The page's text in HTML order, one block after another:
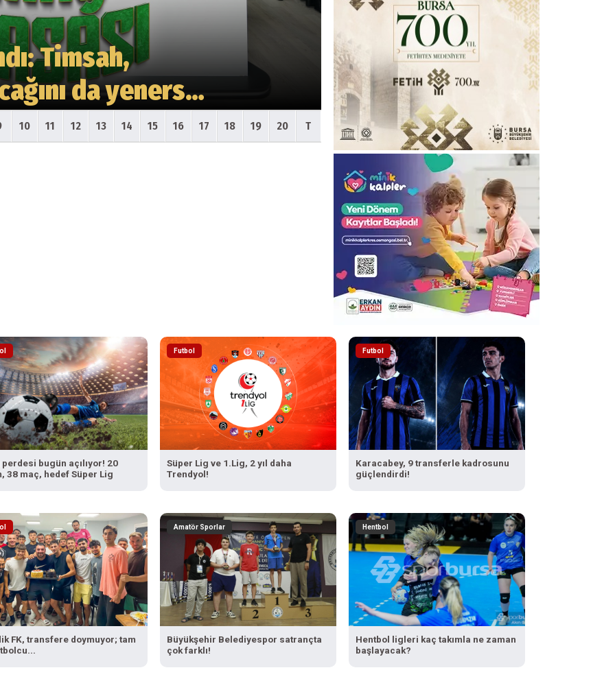
Timsah,
da yenerse
10 11 12 13 14 15 16 17 18 19 20 T
perdesi bugün açılıyor! 20
38 maç, hedef Süper Lig
Futbol
Süper Lig ve 1.Lig, 2 yıl daha
Trendyol!
Futbol
Karacabey, 9 transferle kadrosunu
güçlendirdi!
FK, transfere doymuyor; tam
Amatör Sporlar
Büyükşehir Belediyespor satrançta
çok farklı!
Hentbol
Hentbol ligleri kaç takımla ne zaman
başlayacak?